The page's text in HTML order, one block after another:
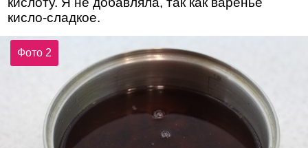
кисло-сладкое.
Фото 2